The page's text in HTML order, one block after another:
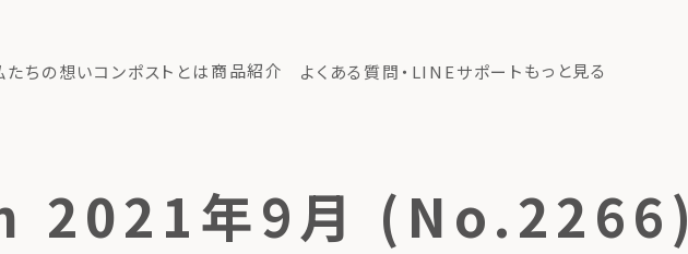
たちの想いコンポストとは商品紹介 よくある質問・LINEサポートもっと見る
2021年9月 (No.2266)